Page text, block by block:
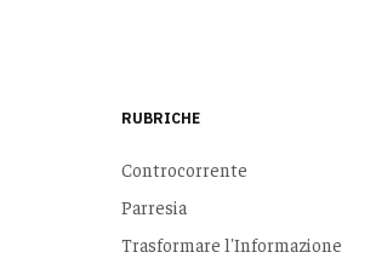
RUBRICHE
Controcorrente
Parresia
Trasformare l'Informazione